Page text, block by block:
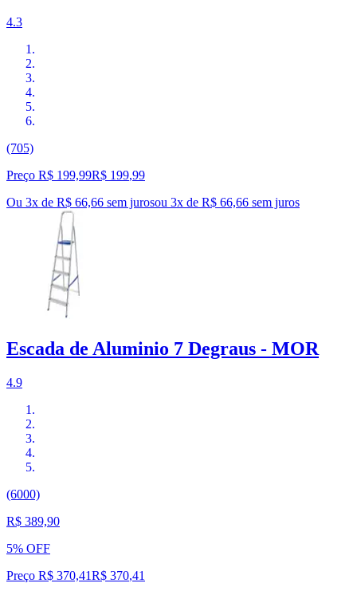
4.3
(705)
Preço R$ 199,99R$ 199,99
Ou 3x de R$ 66,66 sem jurosou 3x de R$ 66,66 sem juros
Escada de Aluminio 7 Degraus - MOR
4.9
(6000)
R$ 389,90
5% OFF
Preço R$ 370,41R$ 370,41